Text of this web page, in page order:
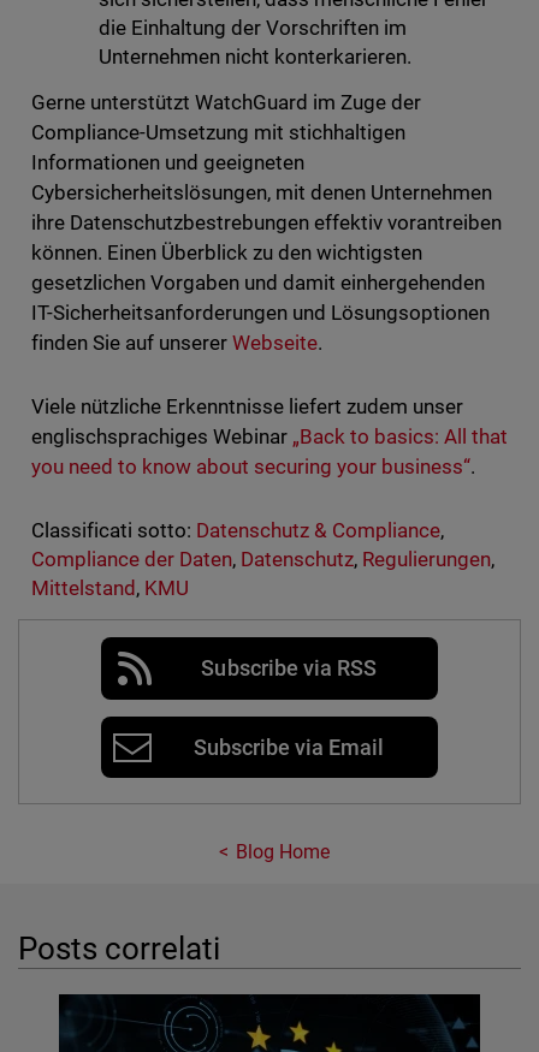
die Einhaltung der Vorschriften im
Unternehmen nicht konterkarieren.
Gerne unterstützt WatchGuard im Zuge der
Compliance-Umsetzung mit stichhaltigen
Informationen und geeigneten
Cybersicherheitslösungen, mit denen Unternehmen
ihre Datenschutzbestrebungen effektiv vorantreiben
können. Einen Überblick zu den wichtigsten
gesetzlichen Vorgaben und damit einhergehenden
IT-Sicherheitsanforderungen und Lösungsoptionen
finden Sie auf unserer Webseite.
Viele nützliche Erkenntnisse liefert zudem unser
englischsprachiges Webinar „Back to basics: All that
you need to know about securing your business“.
Classificati sotto: Datenschutz & Compliance,
Compliance der Daten, Datenschutz, Regulierungen,
Mittelstand , KMU
Subscribe via RSS
Subscribe via Email
Blog Home
Posts correlati